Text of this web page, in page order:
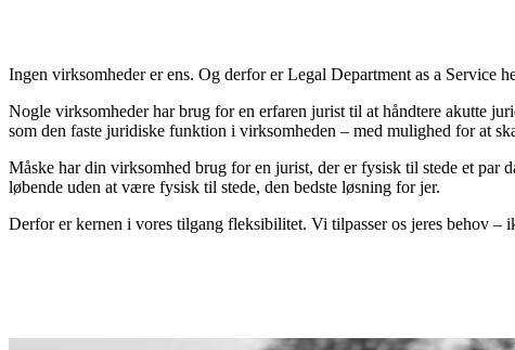
Ingen virksomheder er ens. Og derfor er Legal Department as a Service
Nogle virksomheder har brug for en erfaren jurist til at håndtere akutte
som den faste juridiske funktion i virksomheden – med mulighed for at
Måske har din virksomhed brug for en jurist, der er fysisk til stede et par
løbende uden at være fysisk til stede, den bedste løsning for jer.
Derfor er kernen i vores tilgang fleksibilitet. Vi tilpasser os jeres behov